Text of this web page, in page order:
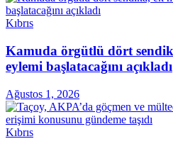
Kıbrıs
Kamuda örgütlü dört
eylemi başlatacağını açıkladı
Ağustos 1, 2026
Kıbrıs